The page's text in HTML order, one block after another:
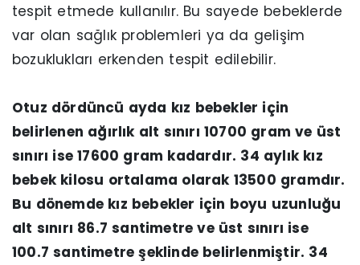
tespit etmede kullanılır. Bu sayede bebeklerde
var olan sağlık problemleri ya da gelişim
bozuklukları erkenden tespit edilebilir.
Otuz dördüncü ayda kız bebekler için
belirlenen ağırlık alt sınırı 10700 gram ve üst
sınırı ise 17600 gram kadardır. 34 aylık kız
bebek kilosu ortalama olarak 13500 gramdır.
Bu dönemde kız bebekler için boyu uzunluğu
alt sınırı 86.7 santimetre ve üst sınırı ise
100.7 santimetre şeklinde belirlenmiştir. 34